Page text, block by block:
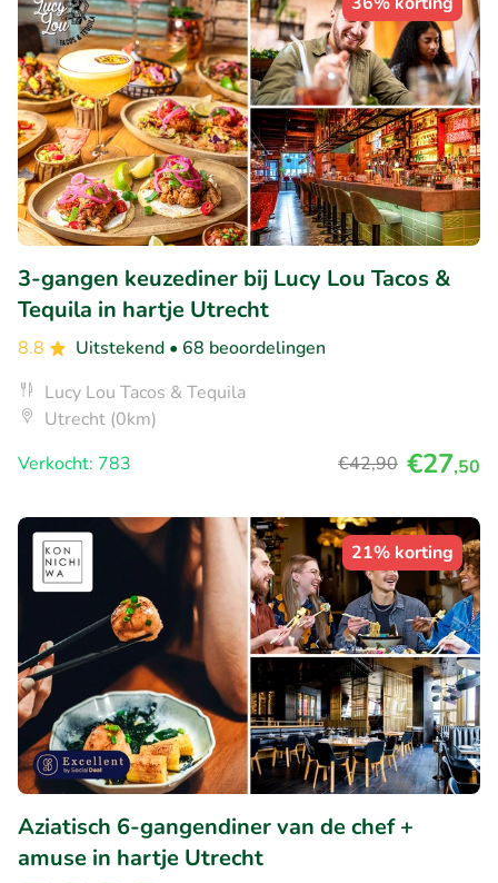
3-gangen keuzediner bij Lucy Lou Tacos &
Tequila in hartje Utrecht
8.8 Uitstekend • 68 beoordelingen
Lucy Lou Tacos & Tequila
Utrecht (0km)
Verkocht: 783
€42,90 €27,50
21% korting
Aziatisch 6-gangendiner van de chef +
amuse in hartje Utrecht